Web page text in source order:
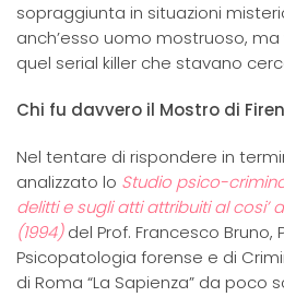
sopraggiunta in situazioni
anch’esso uomo mostruoso,
quel serial killer che stavano
Chi fu davvero il Mostro di
Nel tentare di rispondere in
analizzato lo Studio psico-
delitti e sugli atti attribuiti al cosi’
(1994)del Prof. Francesco Bruno,
Psicopatologia forense e di
di Roma “La Sapienza” da poco